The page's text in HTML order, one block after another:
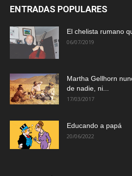
ENTRADAS POPULARES
El chelista rumano
06/07/2019
Martha Gellhorn
de nadie, ni...
17/03/2017
Educando a papá
20/06/2022